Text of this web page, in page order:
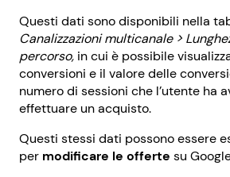
Questi dati sono disponibili nella
Canalizzazioni multicanale >
percorso, in cui è possibile
conversioni e il valore delle
numero di sessioni che l’utente ha
effettuare un acquisto.
Questi stessi dati possono essere
per modificare le offerte su